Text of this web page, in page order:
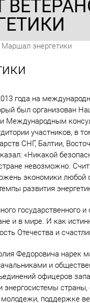
Маршал энергетики
года на
был организован
участников, в
СНГ, Балтии,
«Никакой
невозможно.
экономики
развития
государственного
и в мире. И как
Отечества и
Федоровича нарек
и
офицеров
энергосистемы
поддержке